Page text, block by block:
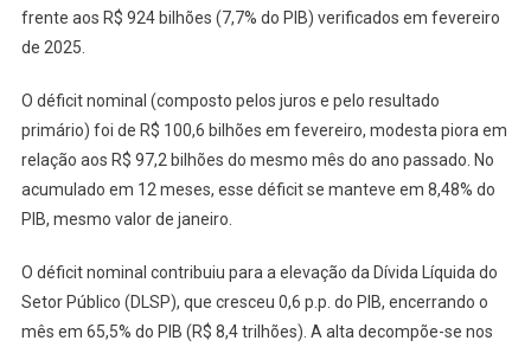
frente aos R$ 924 bilhões (7,7% do PIB) verificados em fevereiro
de 2025.
O déficit nominal (composto pelos juros e pelo resultado
primário) foi de R$ 100,6 bilhões em fevereiro, modesta piora em
relação aos R$ 97,2 bilhões do mesmo mês do ano passado. No
acumulado em 12 meses, esse déficit se manteve em 8,48% do
PIB, mesmo valor de janeiro.
O déficit nominal contribuiu para a elevação da Dívida Líquida do
Setor Público (DLSP), que cresceu 0,6 p.p. do PIB, encerrando o
mês em 65,5% do PIB (R$ 8,4 trilhões). A alta decompõe-se nos